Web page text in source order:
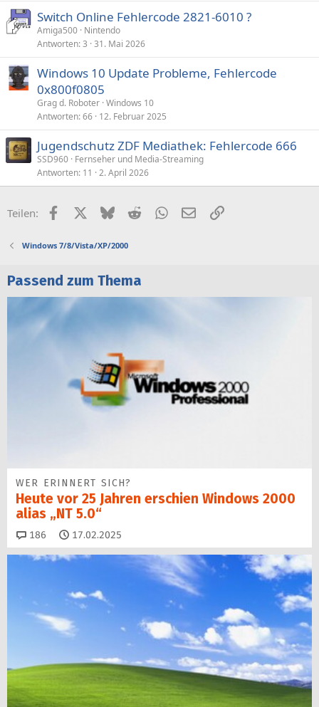
Switch Online Fehlercode 2821-6010 ?
Amiga500 Nintendo
Antworten 3 31. Mai 2026
Windows 10 Update Probleme, Fehlercode
0x800f0805
Grag d. Roboter Windows 10
Antworten 66 12. Februar 2025
Jugendschutz ZDF Mediathek: Fehlercode 666
SSD960 Fernseher und Media-Streaming
Antworten 11 2. April 2026
Teilen: FacebookX (Twitter)
BlueskyRedditWhatsApp
E-MailLink
Windows 7/8/Vista/XP/2000
Passend zum Thema
WER ERINNERT SICH?
Heute vor 25 Jahren erschien Windows 2000
alias „NT 5.0“
186 Kommentare
17.02.2025